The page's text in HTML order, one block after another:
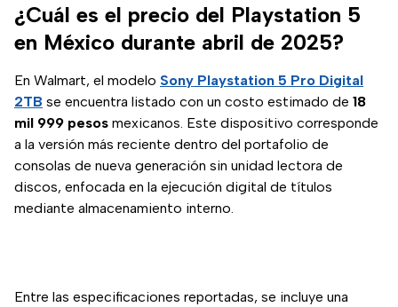
¿Cuál es el precio del Playstation 5
en México durante abril de 2025?
En Walmart, el modelo Sony Playstation 5 Pro Digital
2TB se encuentra listado con un costo estimado de 18
mil 999 pesos mexicanos. Este dispositivo corresponde
a la versión más reciente dentro del portafolio de
consolas de nueva generación sin unidad lectora de
discos, enfocada en la ejecución digital de títulos
mediante almacenamiento interno.
Entre las especificaciones reportadas, se incluye una